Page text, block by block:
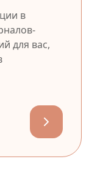
в
для вас,